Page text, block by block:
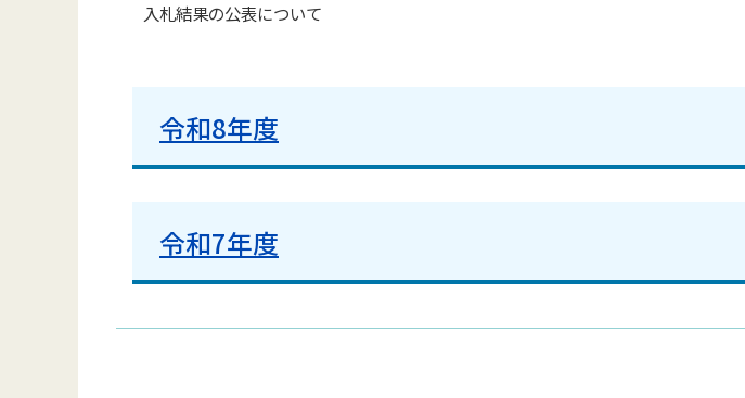
入札結果の公表について
令和8年度
令和7年度